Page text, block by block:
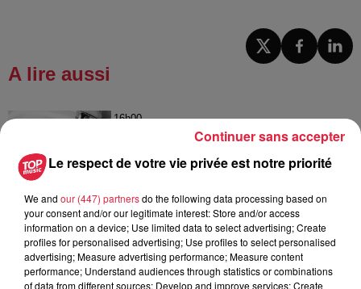
A lire aussi
16h00
À Hoerdt, de l’eau brune sort des
15h54
Tags antisémites à Strasbourg :
Catherine Trautmann réagit
Le respect de votre vie privée est notre priorité
We and our (447) partnersdo the following data processing based on
your consent and/or our legitimate interest: Store and/or access
information on a device; Use limited data to select advertising; Create
profiles for personalised advertising; Use profiles to select personalised
advertising; Measure advertising performance; Measure content
performance; Understand audiences through statistics or combinations
of data from different sources; Develop and improve services; Create
Continuer sans accepter